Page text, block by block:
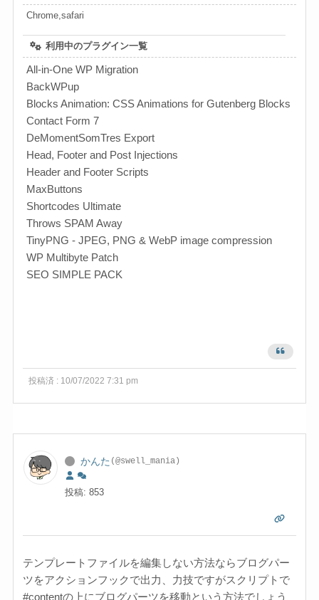
Chrome,safari
利用中のプラグイン一覧
All-in-One WP Migration
BackWPup
Blocks Animation: CSS Animations for Gutenberg Blocks
Contact Form 7
DeMomentSomTres Export
Head, Footer and Post Injections
Header and Footer Scripts
MaxButtons
Shortcodes Ultimate
Throws SPAM Away
TinyPNG - JPEG, PNG & WebP image compression
WP Multibyte Patch
SEO SIMPLE PACK
投稿済 : 10/07/2022 7:31 pm
かんた (@swell_mania)
投稿: 853
テンプレートファイルを編集しない方法ならブログパー
ツをアクションフックで出力、力技ですがスクリプトで
#contentの上にブログパーツを移動という方法でしょう